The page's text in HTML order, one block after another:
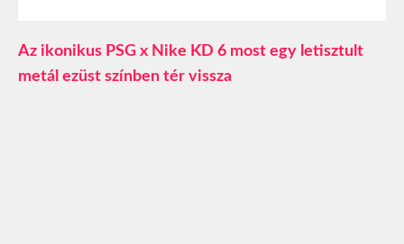
Az ikonikus PSG x Nike KD 6 most egy letisztult
metál ezüst színben tér vissza